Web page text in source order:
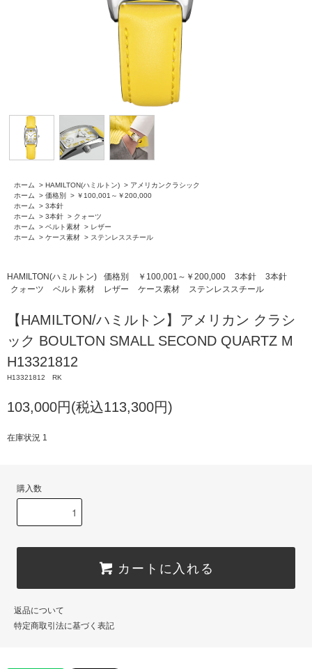
ホーム > HAMILTON(ハミルトン) > アメリカンクラシック
ホーム
> 価格別 > ￥100,001～￥200,000
ホーム
> 3本針
ホーム
> 3本針 > クォーツ
ホーム
> ベルト素材 > レザー
ホーム
> ケース素材 > ステンレススチール
HAMILTON(ハミルトン) 価格別 ￥100,001～￥200,000 3本針
3本針
クォーツ
ベルト素材 レザー ケース素材 ステンレススチール
【HAMILTON/ハミルトン】アメリカン クラシ
ック BOULTON SMALL SECOND QUARTZ M
H13321812
H13321812 RK
103,000円(税込113,300円)
在庫状況 1
購入数
カートに入れる
返品について
特定商取引法に基づく表記